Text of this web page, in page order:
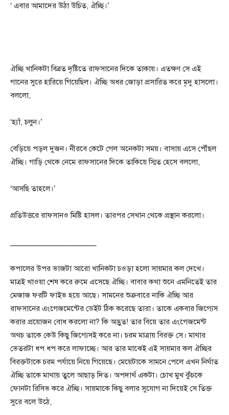
‘ এবার আমাদের উঠা উচিত, ঐচ্ছি।’
ঐচ্ছি খানিকটা বিব্রত দৃষ্টিতে রাফসানের দিকে তাকায়। এতক্ষণ সে এই
গানের সুরে হারিয়ে গিয়েছিল। ঐচ্ছি অধর জোড়া প্রসারিত করে মৃদু হাসলো।
বললো,
‘হ্যাঁ, চলুন।’
বেড়িয়ে পড়ল দুজন। নীরবে কেটে গেল অনেকটা সময়। বাসায় এসে পৌঁছল
ঐচ্ছি। গাড়ি থেকে নেমে রাফসানের দিকে তাকিয়ে স্মিত হেসে বললো,
‘আসছি তাহলে।’
প্রতিউত্তরে রাফসানও মিষ্টি হাসল। তারপর সেখান থেকে প্রস্থান করলো।
কপালের উপর ভাজটা আরো খানিকটা চওড়া হলো সায়মার কল দেখে।
মাত্রই খাওয়া শেষ করে রুমে এসেছে ঐচ্ছি। বাবার কথা শুনে এমনিতেই তার
মেজাজ ফরটি ফাইভ হয়ে আছে। সামনের শুক্রবারে নাকি ঐচ্ছি আর
রাফসানের এংগেজমেন্টের ডেইট ঠিক করেছে তারা। তাকে একবার জিগ্যেস
করার প্রয়োজন বোধ করলো না? কি অদ্ভুত! তার বিয়ে তার এংগেজমেন্ট
অথচ তাকে কেউ কিছু জিগ্যেসই করে না। চরম মাত্রায় বিরক্ত সে। মাথার
ভেতরটা ধপ ধপ করে লাফাচ্ছে। আর তার মাঝেই এই সায়মার কল ঐচ্ছির
বিরক্তটাকে চরম পর্যায়ে নিয়ে গিয়েছে। মেয়েটাকে সামনে পেলে এখন নির্ঘাত
ঐচ্ছি তাকে মাথায় তুলে আছাড় দিত। অপদার্থ একটা। চোখ মুখ কুঁচকে
ফোনটা রিসিভ করে ঐচ্ছি। সায়মাকে কিছু বলার সুযোগ না দিয়েই সে তিক্ত
সুরে বলে উঠে,